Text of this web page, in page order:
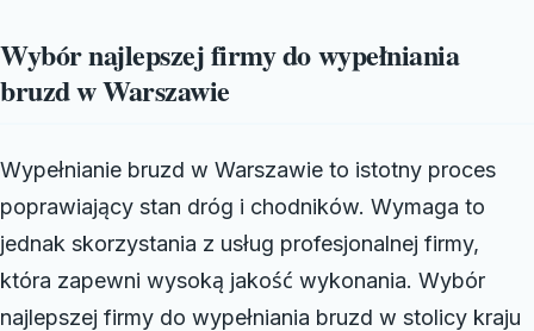
Wybór najlepszej firmy do wypełniania
bruzd w Warszawie
Wypełnianie bruzd w Warszawie to istotny proces
poprawiający stan dróg i chodników. Wymaga to
jednak skorzystania z usług profesjonalnej firmy,
która zapewni wysoką jakość wykonania. Wybór
najlepszej firmy do wypełniania bruzd w stolicy kraju